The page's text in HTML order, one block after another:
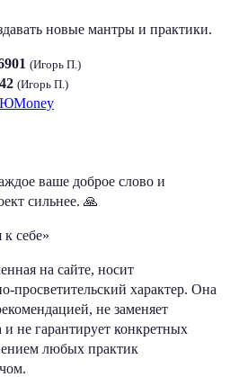
новые мантры и практики.
(Игорь П.)
(Игорь П.)
ваше доброе слово и
сильнее. 🙏
себе»
на сайте, носит
просветительский характер. Она
не заменяет
не гарантирует конкретных
любых практик